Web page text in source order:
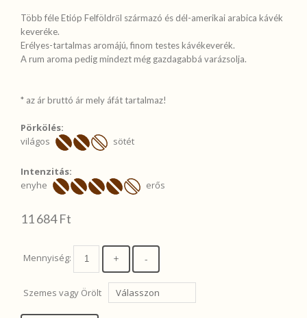
Több féle Etióp Felföldről származó és dél-amerikai arabica kávék
keveréke.
Erélyes-tartalmas aromájú, finom testes kávékeverék.
A rum aroma pedig mindezt még gazdagabbá varázsolja.
* az ár bruttó ár mely áfát tartalmaz!
Pörkölés:
világos
sötét
Intenzitás:
enyhe
erős
11 684 Ft
Mennyiség:
Szemes vagy Örölt